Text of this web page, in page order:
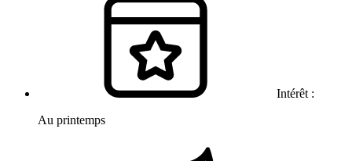
Intérêt :
Au printemps